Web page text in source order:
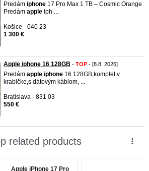
Predám iphone 17 Pro Max 1 TB – Cosmic Orange
Predám apple iph ...
Košice - 040 23
1 300 €
Apple iphone 16 128GB - TOP - [8.8. 2026]
Predám apple iphone 16 128GB,komplet v
krabičke,s dátovým káblom, ...
Bratislava - 831 03
550 €